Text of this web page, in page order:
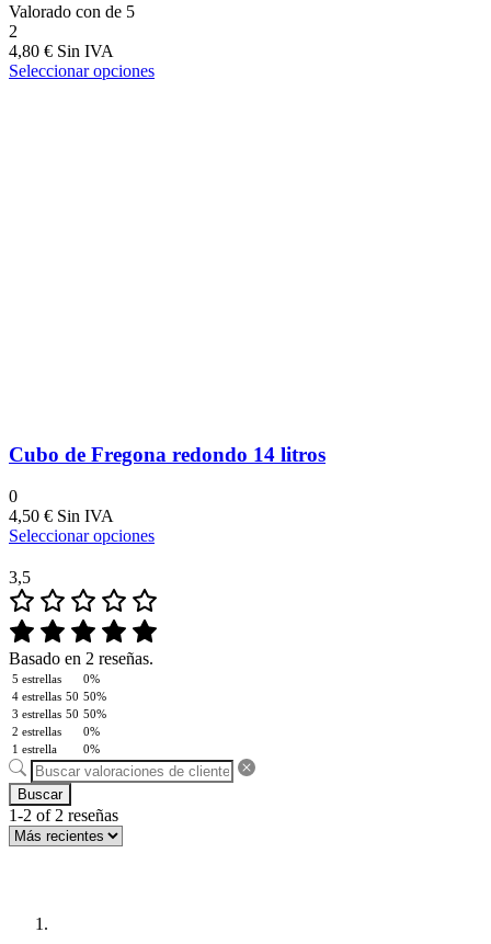
Valorado con de 5
2
4,80 €
Seleccionar opciones
Cubo de Fregona redondo 14 litros
0
4,50 €
Seleccionar opciones
3,5
Basado en 2 reseñas.
5 estrellas
0%
4 estrellas 50 50%
3 estrellas 50 50%
2 estrellas
0%
1 estrella
0%
Buscar
1-2 of 2 reseñas